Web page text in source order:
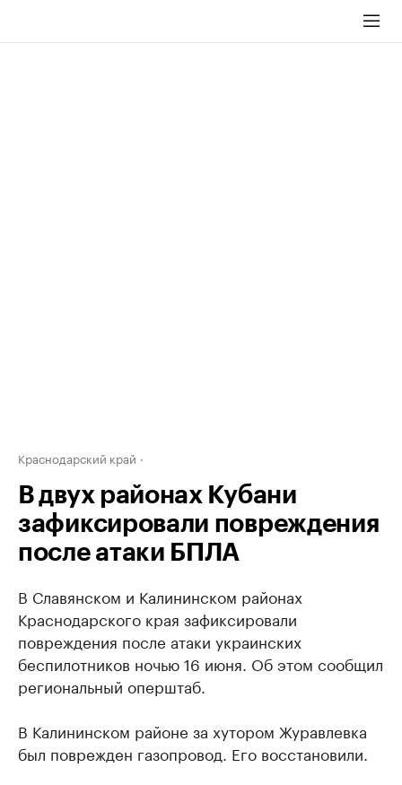
Краснодарский край
В двух районах Кубани
зафиксировали повреждения
после атаки БПЛА
В Славянском и Калининском районах
Краснодарского края зафиксировали
повреждения после атаки украинских
беспилотников ночью 16 июня. Об этом сообщил
региональный оперштаб.
В Калининском районе за хутором Журавлевка
был поврежден газопровод. Его восстановили.